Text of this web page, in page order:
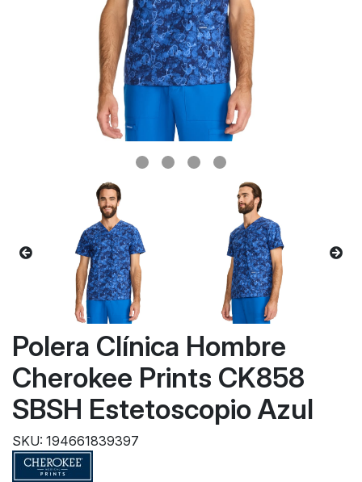
Polera Clínica Hombre
Cherokee Prints CK858
SBSH Estetoscopio Azul
SKU: 194661839397